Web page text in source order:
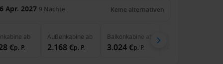
Apr. 2027 9 Nächte Keine alternativen
ab
€p. P.
Außenkabine ab
2.168 €p. P.
Balkonkabine ab
3.024 €p. P.